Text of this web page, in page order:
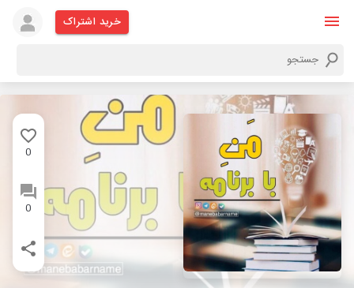
خرید اشتراک
0
0